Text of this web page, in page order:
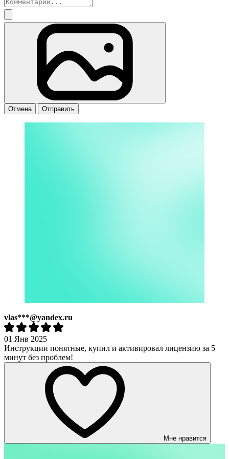
Отмена Отправить
vlas***@yandex.ru
01 Янв 2025
Инструкции понятные, купил и активировал лицензию за 5
минут без проблем!
Мне нравится